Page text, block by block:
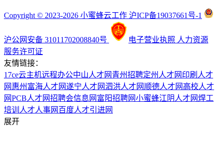
Copyright © 2023-2026 小蜜蜂云工作 沪ICP备19037661号-1
沪公网安备 31011702008840号 电子营业执照 人力资源
服务许可证
友情链接：
17ce云主机远程办公中山人才网 青州招聘定州人才网 印刷人才
网 惠州富海人才网遂宁人才网泗洪人才网 顺德人才网 高校人才
网PCB人才网招聘会信息网 富阳招聘网小蜜蜂江阴人才网焊工
培训 人才人事网 百度人才引进网
展开